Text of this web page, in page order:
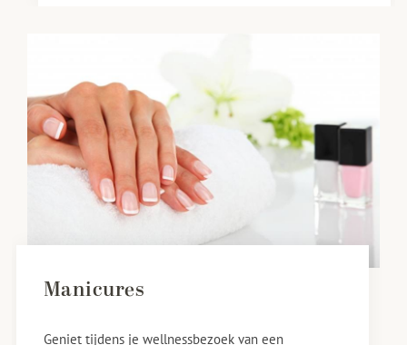
Manicures
Geniet tijdens je wellnessbezoek van een